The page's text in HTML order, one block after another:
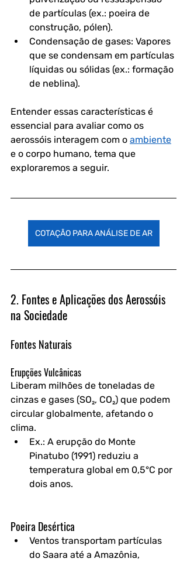
de partículas (ex.: poeira de
construção, pólen).
Condensação de gases: Vapores
que se condensam em partículas
líquidas ou sólidas (ex.: formação
de neblina).
Entender essas características é
essencial para avaliar como os
aerossóis interagem com o ambiente
e o corpo humano, tema que
exploraremos a seguir.
COTAÇÃO PARA ANÁLISE DE AR
2. Fontes e Aplicações dos Aerossóis
na Sociedade
Fontes Naturais
Erupções Vulcânicas
Liberam milhões de toneladas de
cinzas e gases (SO₂, CO₂) que podem
circular globalmente, afetando o
clima.
Ex.: A erupção do Monte
Pinatubo (1991) reduziu a
temperatura global em 0,5°C por
dois anos.
Poeira Desértica
Ventos transportam partículas
do Saara até a Amazônia,